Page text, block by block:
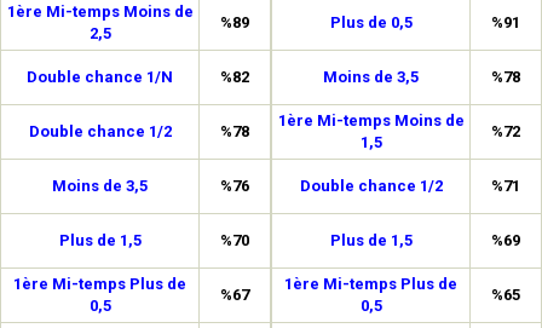
1ère Mi-temps Moins de
2,5
%89
Double chance 1/N %82
Double chance 1/2 %78
Moins de 3,5 %76
Plus de 1,5 %70
1ère Mi-temps Plus de
0,5
%67
Plus de 0,5 %91
Moins de 3,5 %78
1ère Mi-temps Moins de
1,5
%72
Double chance 1/2 %71
Plus de 1,5 %69
1ère Mi-temps Plus de
0,5
%65